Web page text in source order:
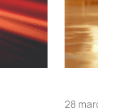
28 marca,